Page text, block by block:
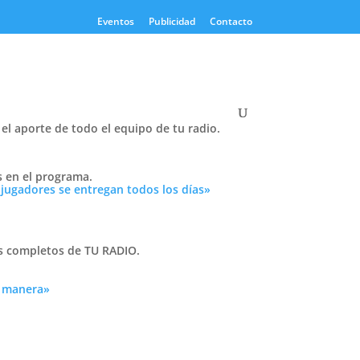
Eventos Publicidad Contacto
aporte de todo el equipo de tu radio.
en el programa.
se entregan todos los días»
de TU RADIO.
Tweets by PasionTricolor1